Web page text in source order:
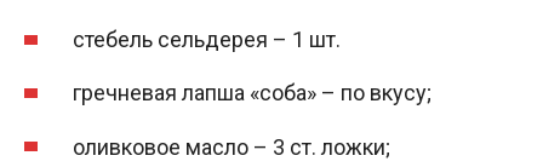
стебель сельдерея – 1 шт.
гречневая лапша «соба» – по вкусу;
оливковое масло – 3 ст. ложки;